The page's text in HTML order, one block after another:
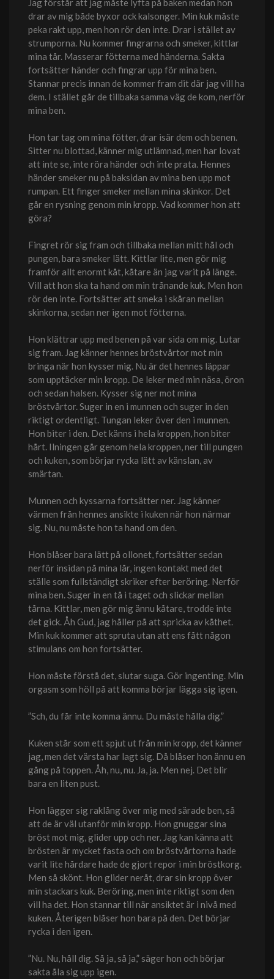
Jag förstår att jag måste lyfta på baken medan hon
drar av mig både byxor ock kalsonger. Min kuk måste
peka rakt upp, men hon rör den inte. Drar i stället av
strumporna. Nu kommer fingrarna och smeker, kittlar
mina tår. Masserar fötterna med händerna. Sakta
fortsätter händer och fingrar upp för mina ben.
Stannar precis innan de kommer fram dit där jag vill ha
dem. I stället går de tillbaka samma väg de kom, nerför
mina ben.
Hon tar tag om mina fötter, drar isär dem och benen.
Sitter nu blottad, känner mig utlämnad, men har lovat
att inte se, inte röra händer och inte prata. Hennes
händer smeker nu på baksidan av mina ben upp mot
rumpan. Ett finger smeker mellan mina skinkor. Det
går en rysning genom min kropp. Vad kommer hon att
göra?
Fingret rör sig fram och tillbaka mellan mitt hål och
pungen, bara smeker lätt. Kittlar lite, men gör mig
framför allt enormt kåt, kåtare än jag varit på länge.
Vill att hon ska ta hand om min trånande kuk. Men hon
rör den inte. Fortsätter att smeka i skåran mellan
skinkorna, sedan ner igen mot fötterna.
Hon klättrar upp med benen på var sida om mig. Lutar
sig fram. Jag känner hennes bröstvårtor mot min
bringa när hon kysser mig. Nu är det hennes läppar
som upptäcker min kropp. De leker med min näsa, öron
och sedan halsen. Kysser sig ner mot mina
bröstvårtor. Suger in en i munnen och suger in den
riktigt ordentligt. Tungan leker över den i munnen.
Hon biter i den. Det känns i hela kroppen, hon biter
hårt. Ilningen går genom hela kroppen, ner till pungen
och kuken, som börjar rycka lätt av känslan, av
smärtan.
Munnen och kyssarna fortsätter ner. Jag känner
värmen från hennes ansikte i kuken när hon närmar
sig. Nu, nu måste hon ta hand om den.
Hon blåser bara lätt på ollonet, fortsätter sedan
nerför insidan på mina lår, ingen kontakt med det
ställe som fullständigt skriker efter beröring. Nerför
mina ben. Suger in en tå i taget och slickar mellan
tårna. Kittlar, men gör mig ännu kåtare, trodde inte
det gick. Åh Gud, jag håller på att spricka av kåthet.
Min kuk kommer att spruta utan att ens fått någon
stimulans om hon fortsätter.
Hon måste förstå det, slutar suga. Gör ingenting. Min
orgasm som höll på att komma börjar lägga sig igen.
”Sch, du får inte komma ännu. Du måste hålla dig.”
Kuken står som ett spjut ut från min kropp, det känner
jag, men det värsta har lagt sig. Då blåser hon ännu en
gång på toppen. Åh, nu, nu. Ja, ja. Men nej. Det blir
bara en liten pust.
Hon lägger sig raklång över mig med särade ben, så
att de är väl utanför min kropp. Hon gnuggar sina
bröst mot mig, glider upp och ner. Jag kan känna att
brösten är mycket fasta och om bröstvårtorna hade
varit lite hårdare hade de gjort repor i min bröstkorg.
Men så skönt. Hon glider neråt, drar sin kropp över
min stackars kuk. Beröring, men inte riktigt som den
vill ha det. Hon stannar till när ansiktet är i nivå med
kuken. Återigen blåser hon bara på den. Det börjar
rycka i den igen.
”Nu. Nu, håll dig. Så ja, så ja,” säger hon och börjar
sakta åla sig upp igen.